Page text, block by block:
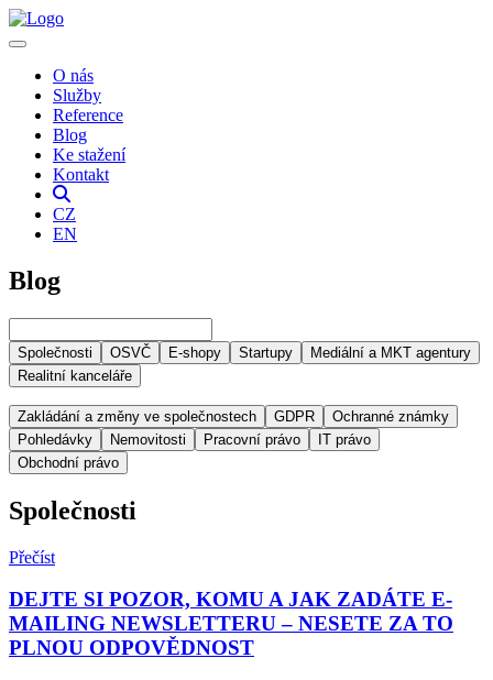
O nás
Služby
Reference
Blog
Ke stažení
Kontakt
CZ
EN
Blog
Společnosti OSVČ E-shopy Startupy
Mediální a MKT agentury
Realitní kanceláře
Zakládání a změny ve společnostech GDPR
Ochranné známky
Pohledávky
Nemovitosti Pracovní právo
IT právo
Obchodní právo
Společnosti
Přečíst
DEJTE SI POZOR, KOMU A JAK ZADÁTE E-
MAILING NEWSLETTERU – NESETE ZA TO
PLNOU ODPOVĚDNOST